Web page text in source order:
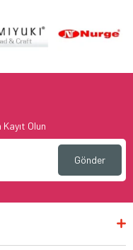
Olun
Gönder